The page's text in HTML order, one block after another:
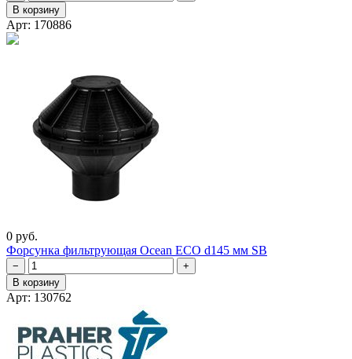
В корзину
Арт: 170886
0 руб.
Форсунка фильтрующая Ocean ECO d145 мм SB
−
+
В корзину
Арт: 130762